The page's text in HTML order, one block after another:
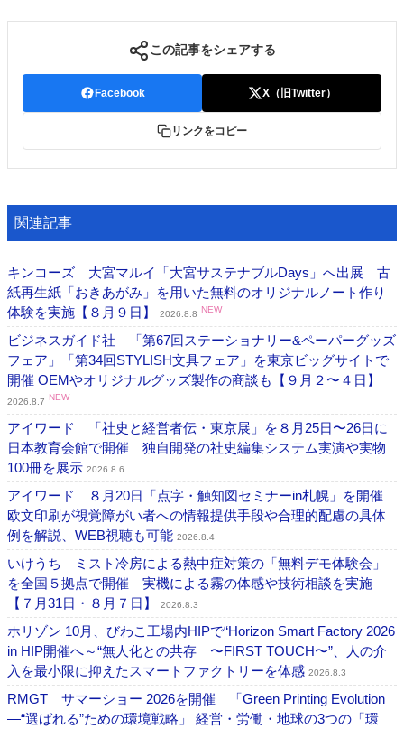
この記事をシェアする
Facebook X（旧Twitter）
リンクをコピー
関連記事
キンコーズ 大宮マルイ「大宮サステナブルDays」へ出展 古
紙再生紙「おきあがみ」を用いた無料のオリジナルノート作り
体験を実施【８月９日】
2026.8.8 NEW
ビジネスガイド社 「第67回ステーショナリー&ペーパーグッズ
フェア」「第34回STYLISH文具フェア」を東京ビッグサイトで
開催 OEMやオリジナルグッズ製作の商談も【９月２〜４日】
2026.8.7 NEW
アイワード 「社史と経営者伝・東京展」を８月25日〜26日に
日本教育会館で開催 独自開発の社史編集システム実演や実物
100冊を展示 2026.8.6
アイワード ８月20日「点字・触知図セミナーin札幌」を開催
欧文印刷が視覚障がい者への情報提供手段や合理的配慮の具体
例を解説、WEB視聴も可能 2026.8.4
いけうち ミスト冷房による熱中症対策の「無料デモ体験会」
を全国５拠点で開催 実機による霧の体感や技術相談を実施
【７月31日・８月７日】
2026.8.3
ホリゾン 10月、びわこ工場内HIPで“Horizon Smart Factory 2026
in HIP開催へ～“無人化との共存 〜FIRST TOUCH〜”、人の介
入を最小限に抑えたスマートファクトリーを体感 2026.8.3
RMGT サマーショー 2026を開催 「Green Printing Evolution
―“選ばれる”ための環境戦略」 経営・労働・地球の3つの「環